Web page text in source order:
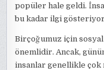
popüler hale geldi.
bu kadar ilgi
Birçoğumuz için
önemlidir. Ancak,
insanlar genellikle çok